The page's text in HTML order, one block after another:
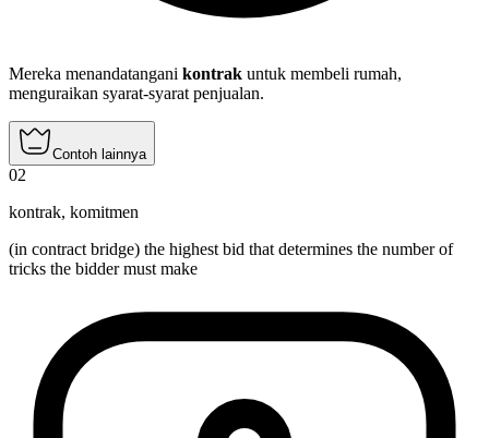
Mereka menandatangani kontrak untuk membeli rumah,
menguraikan syarat-syarat penjualan.
Contoh lainnya
02
kontrak, komitmen
(in contract bridge) the highest bid that determines the number of
tricks the bidder must make